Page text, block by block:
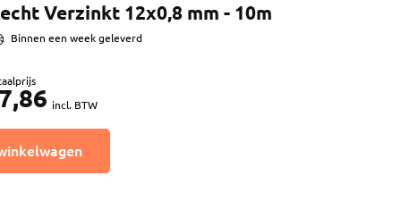
Pluggen
Verzinkt 12x0,8 mm - 10m
Binnen een week geleverd
incl. BTW